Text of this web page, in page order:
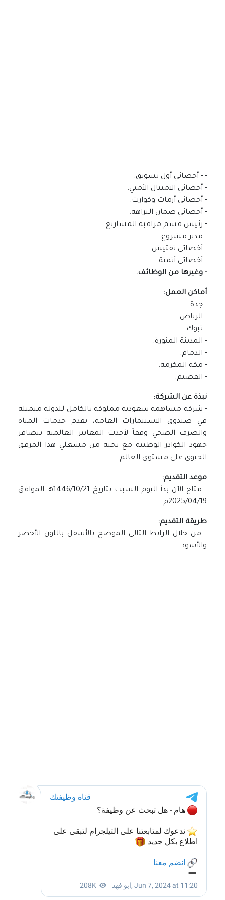
- - أخصائي أول تسويق.
- أخصائي الامتثال الأمني.
- أخصائي أزمات وكوارث.
- أخصائي ضمان النزاهة.
- رئيس قسم مراقبة المشاريع.
- مدير مشروع.
- أخصائي تفتيش.
- أخصائي أتمتة.
- وغيرها من الوظائف.
أماكن العمل:
- جدة.
- الرياض.
- تبوك.
- المدينة المنورة.
- الدمام.
- مكة المكرمة.
- القصيم.
نبذة عن الشركة:
- شركة مساهمة سعودية مملوكة بالكامل للدولة متمثلة
في صندوق الاستثمارات العامة، تقدم خدمات المياه
والصرف الصحي وفقاً لأحدث المعايير العالمية بتضافر
جهود الكوادر الوطنية مع نخبة من مشغلي هذا المرفق
الحيوي على مستوى العالم.
موعد التقديم:
- متاح الآن بدأ اليوم السبت بتاريخ 1446/10/21هـ الموافق
2025/04/19م.
طريقة التقديم:
- من خلال الرابط التالي الموضح بالأسفل باللون الأخضر
والأسود